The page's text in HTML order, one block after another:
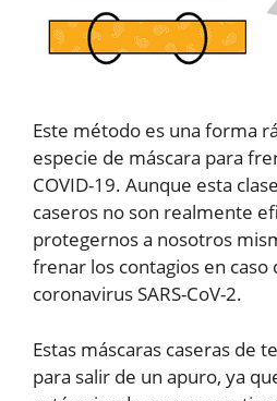
Este método es una forma
especie de máscara para
COVID-19. Aunque esta
caseros no son realmente
protegernos a nosotros
frenar los contagios en
coronavirus SARS-CoV-2.
Estas máscaras caseras de
para salir de un apuro, ya